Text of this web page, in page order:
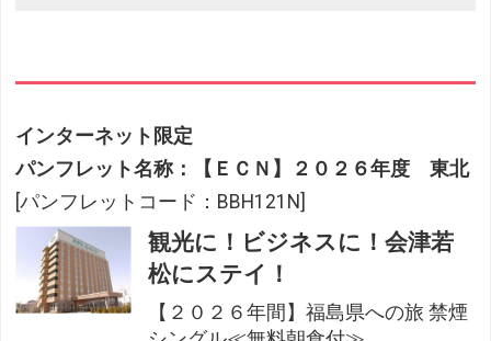
インターネット限定
パンフレット名称：【ＥＣＮ】２０２６年度 東北
[パンフレットコード：BBH121N]
観光に！ビジネスに！会津若
松にステイ！
【２０２６年間】福島県への旅 禁煙